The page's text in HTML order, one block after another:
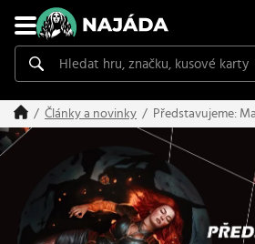
Články a novinky Představujeme: